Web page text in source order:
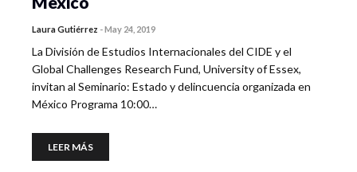
Laura Gutiérrez -May 24, 2019
La División de Estudios Internacionales del CIDE y el
Global Challenges Research Fund, University of Essex,
invitan al Seminario: Estado y delincuencia organizada en
México Programa 10:00…
LEER MÁS